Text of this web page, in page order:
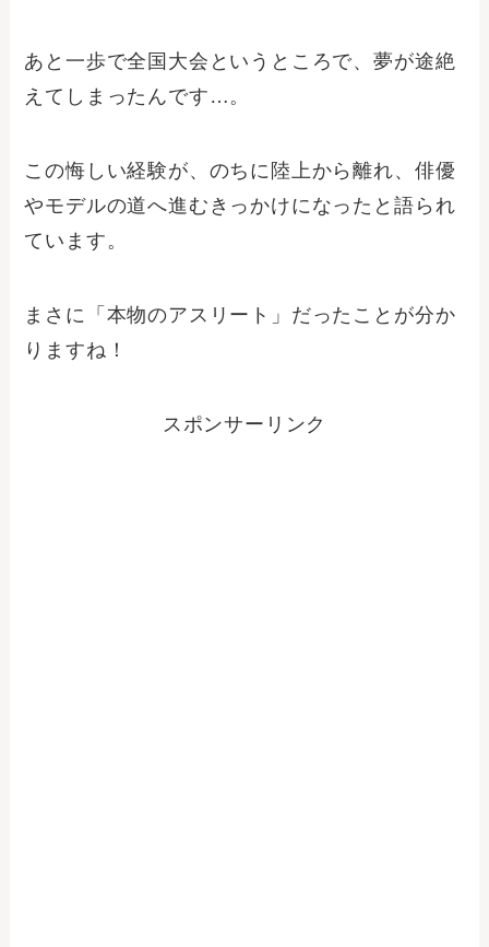
あと一歩で全国大会というところで、夢が途絶
えてしまったんです…。
この悔しい経験が、のちに陸上から離れ、俳優
やモデルの道へ進むきっかけになったと語られ
ています。
まさに「本物のアスリート」だったことが分か
りますね！
スポンサーリンク